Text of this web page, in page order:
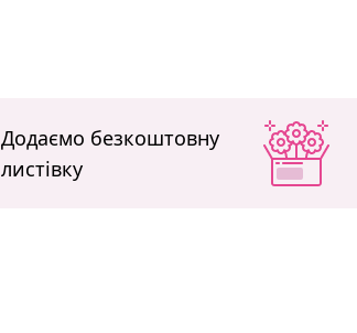
Додаємо безкоштовну
листівку